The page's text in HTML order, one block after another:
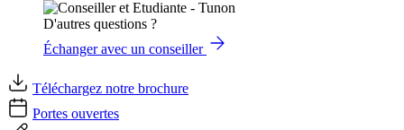
D'autres questions ?
Échanger avec un conseiller
Téléchargez notre brochure
Portes ouvertes